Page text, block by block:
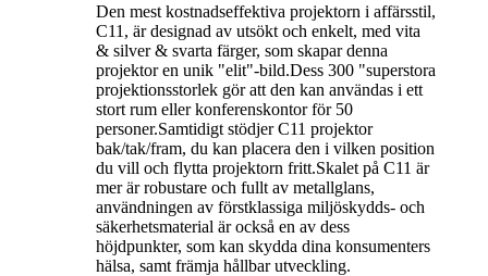
Den mest kostnadseffektiva projektorn i affärsstil,
C11, är designad av utsökt och enkelt, med vita
& silver & svarta färger, som skapar denna
projektor en unik "elit"-bild.Dess 300 "superstora
projektionsstorlek gör att den kan användas i ett
stort rum eller konferenskontor för 50
personer.Samtidigt stödjer C11 projektor
bak/tak/fram, du kan placera den i vilken position
du vill och flytta projektorn fritt.Skalet på C11 är
mer är robustare och fullt av metallglans,
användningen av förstklassiga miljöskydds- och
säkerhetsmaterial är också en av dess
höjdpunkter, som kan skydda dina konsumenters
hälsa, samt främja hållbar utveckling.